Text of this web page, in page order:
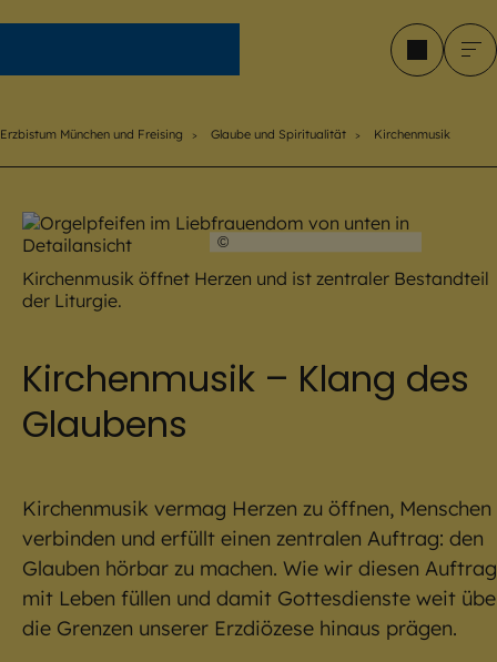
Erzbistum München und Freising Glaube und Spiritualität Kirchenmusik
©
Kirchenmusik öffnet Herzen und ist zentraler Bestandteil
der Liturgie.
Kirchenmusik – Klang des
Glaubens
Kirchenmusik vermag Herzen zu öffnen, Menschen
verbinden und erfüllt einen zentralen Auftrag: den
Glauben hörbar zu machen. Wie wir diesen Auftrag
mit Leben füllen und damit Gottesdienste weit
die Grenzen unserer Erzdiözese hinaus prägen.